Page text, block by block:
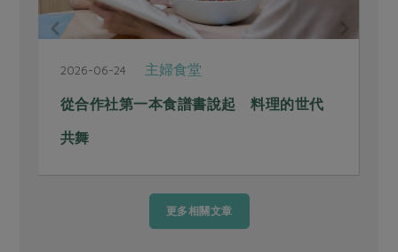
2026-06-24 主婦食堂
從合作社第一本食譜書說起 料理的世代
共舞
更多相關文章